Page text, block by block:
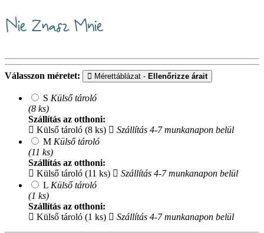
Válasszon méretet: Mérettáblázat - Ellenőrizze árait
S Külső tároló
(8 ks)
Szállítás az otthoni:
Külső tároló (8 ks)
Szállítás 4-7 munkanapon belül
M Külső tároló
(11 ks)
Szállítás az otthoni:
Külső tároló (11 ks)
Szállítás 4-7 munkanapon belül
L Külső tároló
(1 ks)
Szállítás az otthoni:
Külső tároló (1 ks)
Szállítás 4-7 munkanapon belül